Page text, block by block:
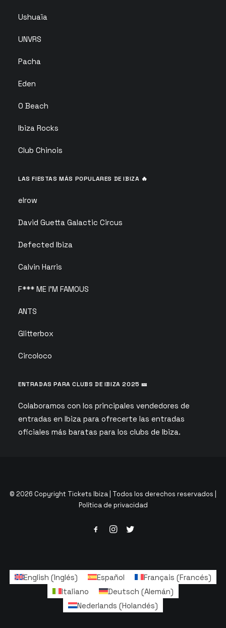
Ushuaïa
UNVRS
Pacha
Eden
O Beach
Ibiza Rocks
Club Chinois
LAS FIESTAS MÁS POPULARES DE IBIZA 🔥
elrow
David Guetta Galactic Circus
Defected Ibiza
Calvin Harris
F*** ME I’M FAMOUS
ANTS
Glitterbox
Circoloco
ENTRADAS PARA CLUBS DE IBIZA 2025 🎫
Colaboramos con los principales vendedores de
entradas en Ibiza para ofrecerte las entradas
oficiales más baratas para los clubs de Ibiza.
© 2026 Copyright Tickets Ibiza | Todos los derechos reservados |
Política de privacidad
English (Inglés) Español Français (Francés)
Italiano
Deutsch (Alemán)
Nederlands (Holandés)